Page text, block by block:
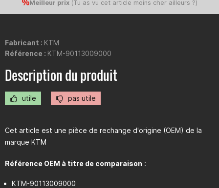
Meilleur prix(Tu as vu cet article moins cher ailleurs ?)
Fabricant : KTM
Référence : KTM-90113009000
Description du produit
utile pas utile
Cet article est une pièce de rechange d'origine (OEM) de la
marque KTM
Référence OEM à titre de comparaison :
KTM-90113009000